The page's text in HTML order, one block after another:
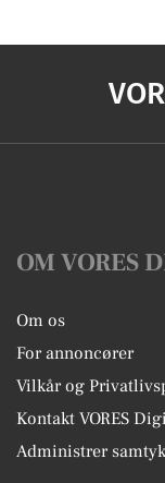
OM VORES
Om os
For annoncører
Vilkår og
Kontakt VORES
Administrer